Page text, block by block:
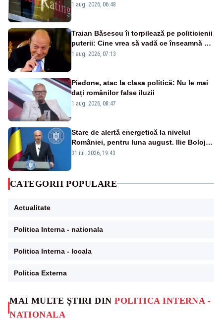
MAI MULTE ȘTIRI DINPOLITICA INTERNA -
NATIONALA
„BBB-” cu perspectivă negativă
1 aug. 2026, 06:48
Traian Băsescu îi torpilează pe politicienii
puterii: Cine vrea să vadă ce înseamnă să
fii prost, se uită la România
1 aug. 2026, 07:13
Piedone, atac la clasa politică: Nu le mai
dați românilor false iluzii
1 aug. 2026, 08:47
Stare de alertă energetică la nivelul
României, pentru luna august. Ilie Bolojan
a anunțat importuri și posibile restricții –
31 iul. 2026, 19:43
CATEGORII POPULARE
Actualitate
Politica Interna - nationala
Politica Interna - locala
Politica Externa